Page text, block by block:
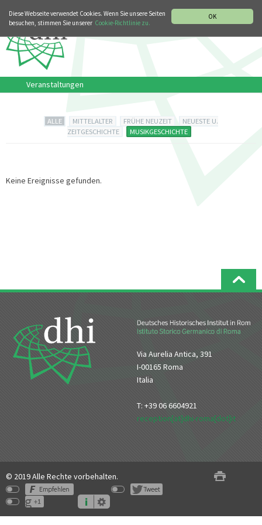
OK
Diese Webseite verwendet Cookies. Wenn Sie unsere Seiten
besuchen, stimmen Sie unserer Cookie-Richtlinie zu.
Veranstaltungen
ALLE MITTELALTER FRÜHE NEUZEIT
NEUESTE U.
ZEITGESCHICHTE
MUSIKGESCHICHTE
Keine Ereignisse gefunden.
Via Aurelia Antica, 391
I-00165 Roma
Italia
T: +39 06 6604921
reception[at]dhi-roma[dot]it
© 2019 Alle Rechte vorbehalten.